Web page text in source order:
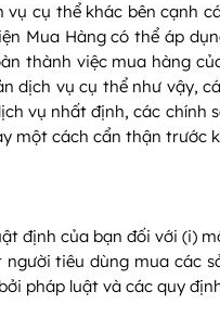
cụ thể khác bên cạnh
Mua Hàng có thể áp
thành việc mua hàng
vụ cụ thể như vậy,
vụ nhất định, các chính
một cách cẩn thận trước
định của bạn đối với (i)
tiêu dùng mua các
pháp luật và các quy